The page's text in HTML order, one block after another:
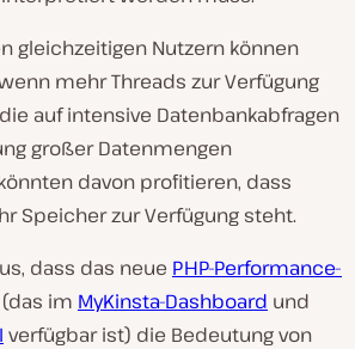
gleichzeitigen Nutzern können
mehr Threads zur Verfügung
auf intensive Datenbankabfragen
großer Datenmengen
davon profitieren, dass
Speicher zur Verfügung steht.
dass das neue PHP-Performance-
im MyKinsta-Dashboard und
verfügbar ist) die Bedeutung von